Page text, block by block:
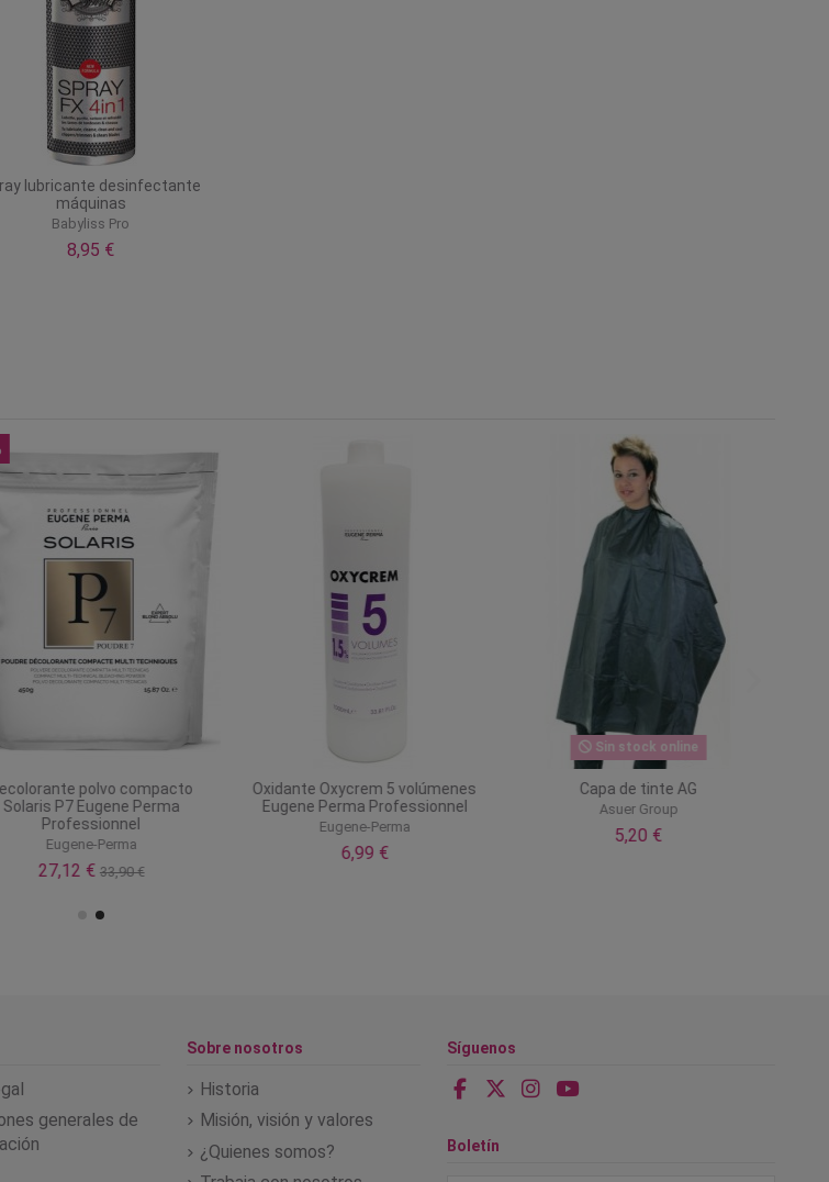
lubricante desinfectante
máquinas
Babyliss Pro
8,95 €
polvo compacto
Solaris P7 Eugene Perma
Professionnel
Eugene-Perma
27,12 € 33,90 €
Oxidante Oxycrem 5 volúmenes
Eugene Perma Professionnel
Eugene-Perma
6,99 €
Sin stock online
Capa de tinte AG
Asuer Group
5,20 €
generales de
Sobre nosotros
Historia
Misión, visión y valores
¿Quienes somos?
Síguenos
Boletín